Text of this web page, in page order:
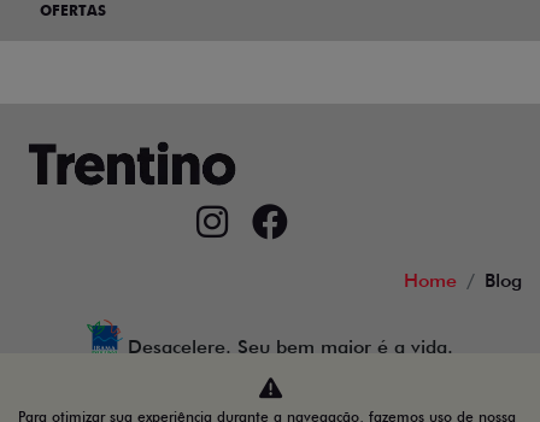
OFERTAS
Home Blog
Desacelere. Seu bem maior é a vida.
Para otimizar sua experiência durante a navegação, fazemos uso de nossa